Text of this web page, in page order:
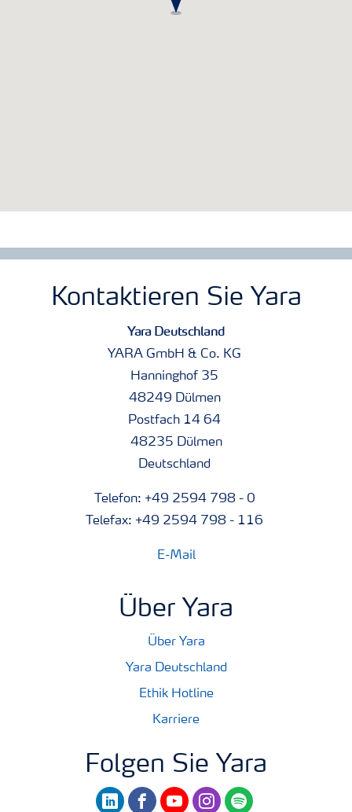
Kontaktieren Sie Yara
Yara Deutschland
YARA GmbH & Co. KG
Hanninghof 35
48249 Dülmen
Postfach 14 64
48235 Dülmen
Deutschland
Telefon: +49 2594 798 - 0
Telefax: +49 2594 798 - 116
E-Mail
Über Yara
Über Yara
Yara Deutschland
Ethik Hotline
Karriere
Folgen Sie Yara
linkedinfacebookyoutubeinstagram
spotify